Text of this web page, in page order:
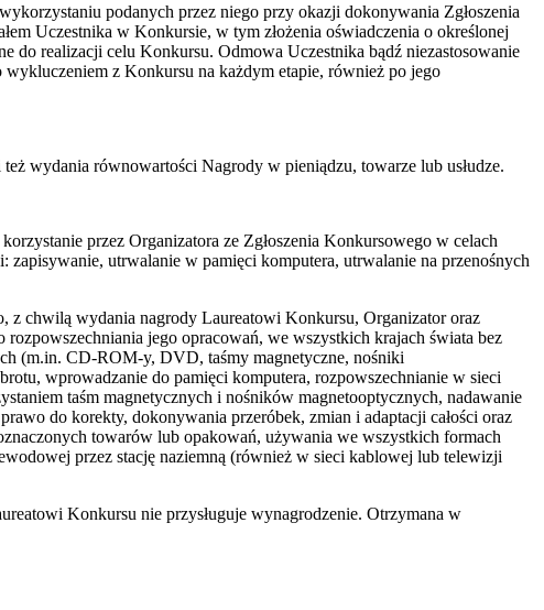
podanych przez niego przy okazji dokonywania Zgłoszenia
Uczestnika w Konkursie, w tym złożenia oświadczenia o określonej
do realizacji celu Konkursu. Odmowa Uczestnika bądź niezastosowanie
z Konkursu na każdym etapie, również po jego
wydania równowartości Nagrody w pieniądzu, towarze lub usłudze.
przez Organizatora ze Zgłoszenia Konkursowego w celach
utrwalanie w pamięci komputera, utrwalanie na przenośnych
z chwilą wydania nagrody Laureatowi Konkursu, Organizator oraz
jego opracowań, we wszystkich krajach świata bez
(m.in. CD-ROM-y, DVD, taśmy magnetyczne, nośniki
wprowadzanie do pamięci komputera, rozpowszechnianie w sieci
taśm magnetycznych i nośników magnetooptycznych, nadawanie
do korekty, dokonywania przeróbek, zmian i adaptacji całości oraz
towarów lub opakowań, używania we wszystkich formach
przez stację naziemną (również w sieci kablowej lub telewizji
Konkursu nie przysługuje wynagrodzenie. Otrzymana w